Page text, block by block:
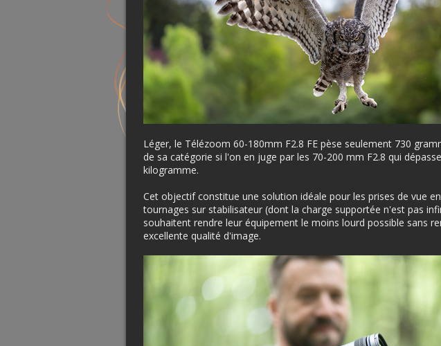
Léger, le Télézoom 60-180mm F2.8 FE pèse seulement 730
de sa catégorie si l'on en juge par les 70-200 mm F2.8 qui
kilogramme.
Cet objectif constitue une solution idéale pour les prises de vue
tournages sur stabilisateur (dont la charge supportée n'est pas
souhaitent rendre leur équipement le moins lourd possible sans
excellente qualité d'image.